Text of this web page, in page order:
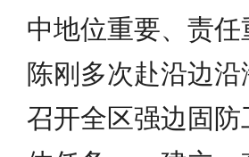
中地位重要、责
陈刚多次赴沿边
召开全区强边固